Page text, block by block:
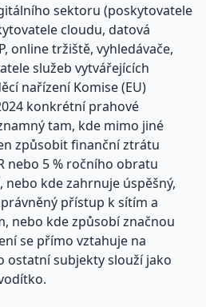
sektoru (poskytovatele
cloudu, datová
online tržiště, vyhledávače,
služeb vytvářejících
nařízení Komise (EU)
konkrétní prahové
tam, kde mimo jiné
způsobit finanční ztrátu
nebo 5 % ročního obratu
nebo kde zahrnuje úspěšný,
přístup k sítím a
nebo kde způsobí značnou
se přímo vztahuje na
ostatní subjekty slouží jako